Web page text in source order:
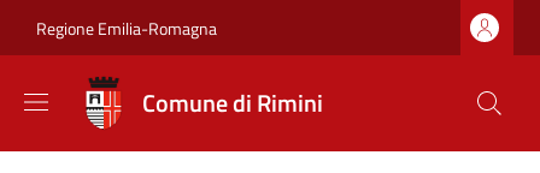
Regione Emilia-Romagna
Comune di Rimini